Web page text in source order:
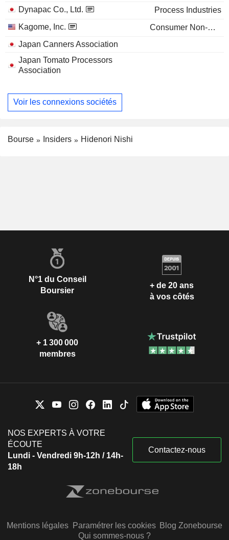
Dynapac Co., Ltd.
Process Industries
Kagome, Inc.
Consumer Non-Durables
Japan Canners Association
Japan Tomato Processors
Association
Voir les connexions sociétés
Bourse Insiders Hidenori Nishi
N°1 du Conseil
Boursier
+ de 20 ans
à vos côtés
+ 1 300 000
membres
NOS EXPERTS À VOTRE
ÉCOUTE
Lundi - Vendredi 9h-12h / 14h-
18h
Contactez-nous
Mentions légales Paramétrer les cookies Blog Zonebourse
Qui sommes-nous ?